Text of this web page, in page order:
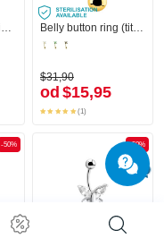
Belly button ring (titanium, gold, shiny finish) s dizajnom leptira i kristalnim kamenjem
$31,90
od $15,95
(1)
-50% -50%